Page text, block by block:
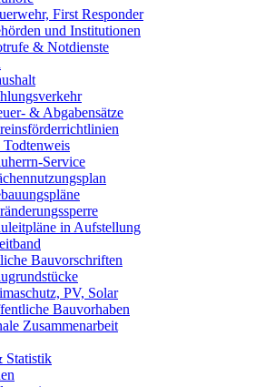
First Responder
und Institutionen
& Notdienste
& Abgabensätze
Service
in Aufstellung
Bauvorschriften
PV, Solar
Bauvorhaben
Zusammenarbeit
Statistik